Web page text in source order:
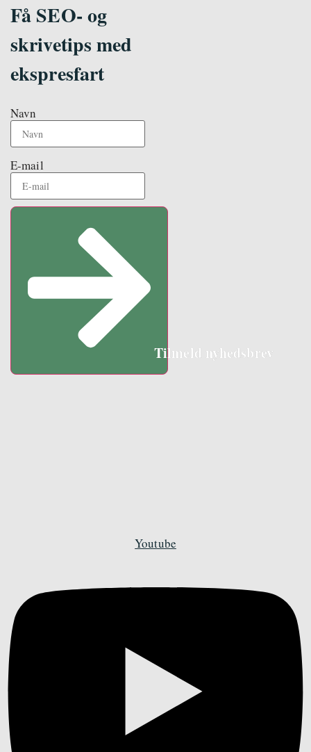
Få SEO- og
skrivetips med
ekspresfart
Navn
E-mail
Tilmeld nyhedsbrev
Youtube